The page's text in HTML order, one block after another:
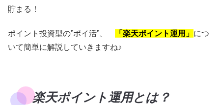
貯まる！
ポイント投資型の”ポイ活”、 「楽天ポイント運用」 につ
いて簡単に解説していきますね♪
楽天ポイント運用とは？